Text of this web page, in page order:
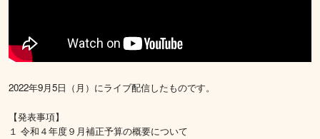
2022年9月5日（月）にライブ配信したものです。
【発表事項】
１ 令和４年度９月補正予算の概要について